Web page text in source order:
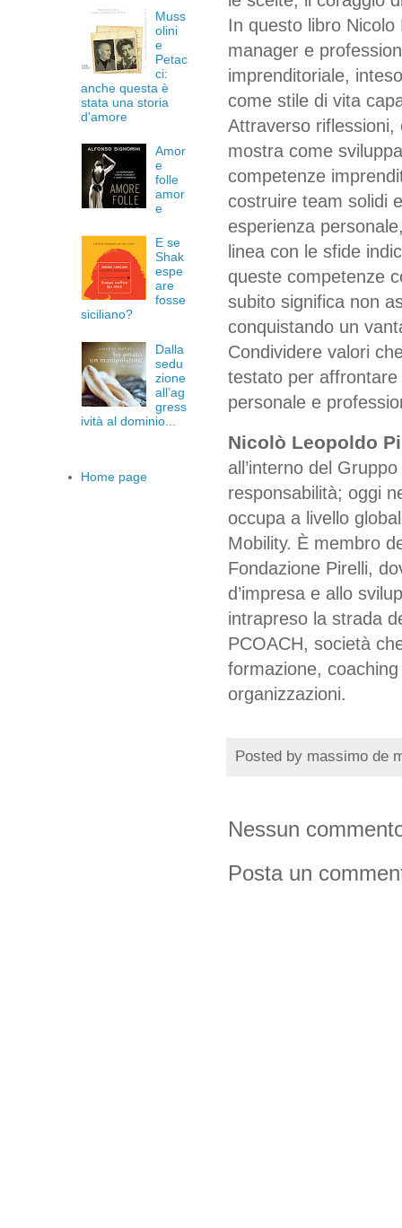
In questo libro
manager e
imprenditoriale,
come stile di vita
Attraverso
mostra come
competenze
costruire team solidi
esperienza
linea con le sfide
queste competenze
subito significa non
conquistando un
Condividere valori
testato per
personale e
Nicolò Leopoldo
all’interno del
responsabilità; oggi
occupa a livello
Mobility. È membro
Fondazione Pirelli,
d’impresa e allo
intrapreso la strada
PCOACH, società
formazione,
organizzazioni.
Posted by massimo de
Nessun
Posta un
Muss
olini
e
Petac
ci:
anche questa è
stata una storia
d'amore
Amor
e
folle
amor
e
E se
Shak
espe
are
fosse
siciliano?
Dalla
sedu
zione
all’ag
gress
ività al dominio...
Home page